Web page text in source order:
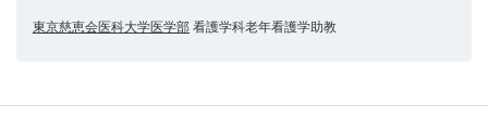
東京慈恵会医科大学医学部 看護学科老年看護学助教